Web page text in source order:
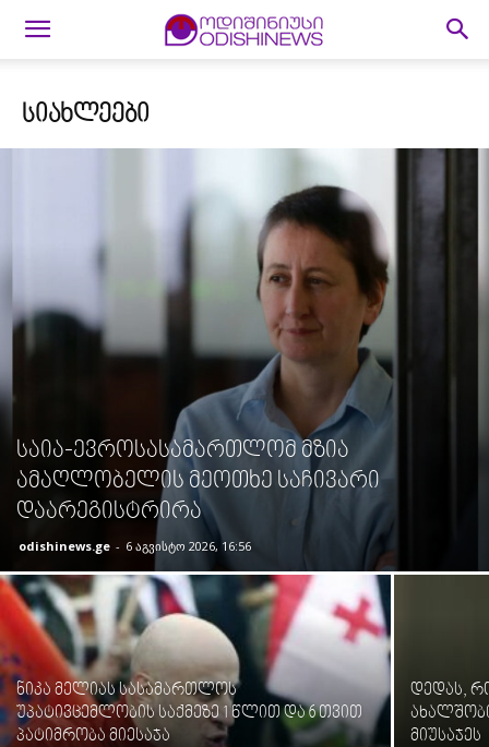
ᲡᲘᲐᲮᲚᲔᲔᲑᲘ
საია-ევროსასამართლომ მზია
ამაღლობელის მეოთხე საჩივარი
დაარეგისტრირა
odishinews.ge - 6 აგვისტო 2026, 16:56
ნიკა მელიას სასამართლოს
უპატივცემლობის საქმეზე 1 წლით და 6 თვით
პატიმრობა მიესაჯა
დედას,
მიუსაჯეს